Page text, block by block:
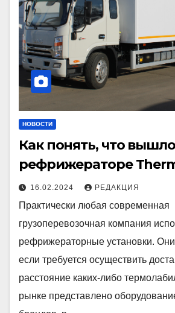
НОВОСТИ
Как понять, что
рефрижераторе
16.02.2024 РЕДАКЦИЯ
Практически любая современная
грузоперевозочная компания
рефрижераторные установки.
если требуется осуществить
расстояние каких-либо
рынке представлено